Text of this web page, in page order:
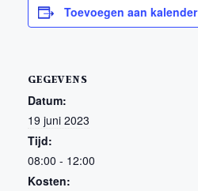
Toevoegen aan kalender
GEGEVENS
Datum:
19 juni 2023
Tijd:
08:00 - 12:00
Kosten: